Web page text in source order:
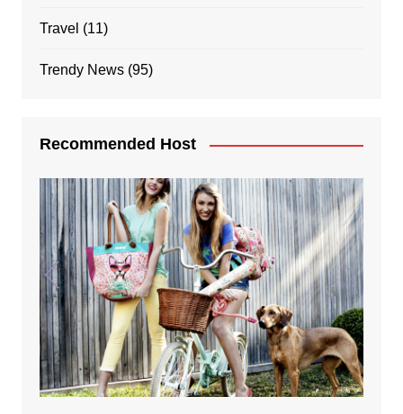
Travel (11)
Trendy News(95)
Recommended Host